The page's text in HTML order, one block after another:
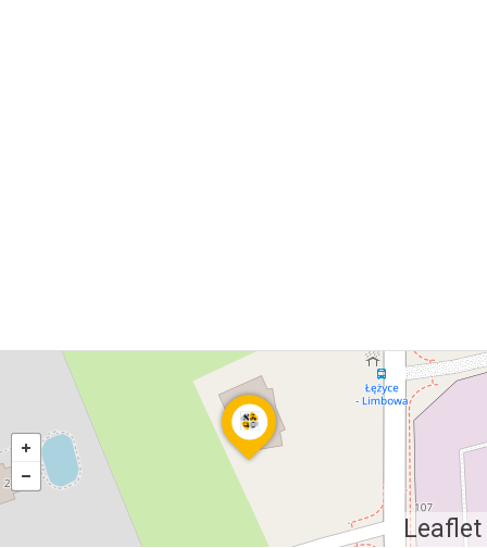
Leaflet